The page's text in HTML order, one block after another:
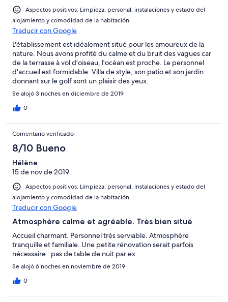
Aspectos positivos: Limpieza, personal, instalaciones y estado del
alojamiento y comodidad de la habitación
Traducir con Google
L'établissement est idéalement situé pour les amoureux de la
nature. Nous avons profité du calme et du bruit des vagues car
de la terrasse à vol d'oiseau, l'océan est proche. Le personnel
d'accueil est formidable. Villa de style, son patio et son jardin
donnant sur le golf sont un plaisir des yeux.
Se alojó 3 noches en diciembre de 2019
0
Comentario verificado
8/10 Bueno
Hélène
15 de nov de 2019
Aspectos positivos: Limpieza, personal, instalaciones y estado del
alojamiento y comodidad de la habitación
Traducir con Google
Atmosphère calme et agréable. Très bien situé
Accueil charmant. Personnel très serviable. Atmosphère
tranquille et familiale. Une petite rénovation serait parfois
nécessaire : pas de table de nuit par ex.
Se alojó 6 noches en noviembre de 2019
0